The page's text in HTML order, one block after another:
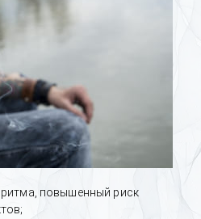
повышенный риск